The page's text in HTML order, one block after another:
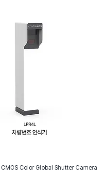
Color Global Shutter Camera